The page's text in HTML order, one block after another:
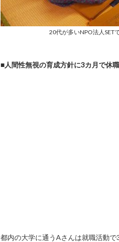
20代が多いNPO法人SET
■人間性無視の育成方針に3カ月で休職
都内の大学に通うAさんは就職活動